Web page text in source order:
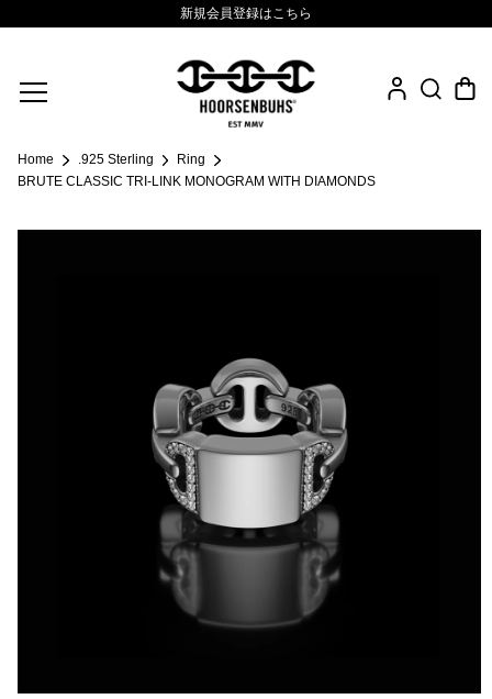
.925 Sterling
新規会員登録はこちら
Home .925 Sterling
Ring
BRUTE CLASSIC TRI-LINK MONOGRAM WITH DIAMONDS